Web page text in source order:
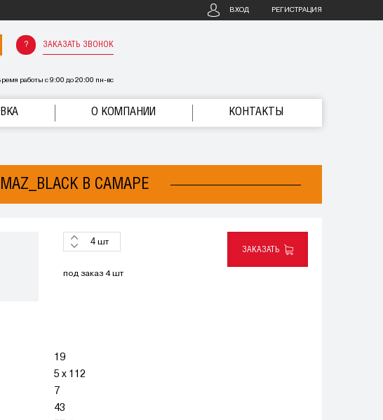
ВХОД РЕГИСТРАЦИЯ
ЗАКАЗАТЬ ЗВОНОК
работы с 9:00 до 20:00 пн-вс
О КОМПАНИИ КОНТАКТЫ
В САМАРЕ
шт
ЗАКАЗАТЬ
под заказ 4 шт
19
5 x 112
7
43